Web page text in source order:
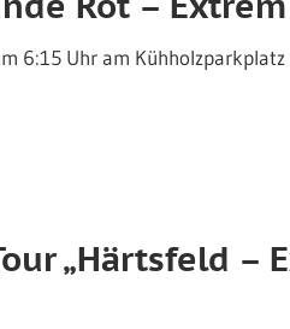
6:15 Uhr am
„Härtsfeld –